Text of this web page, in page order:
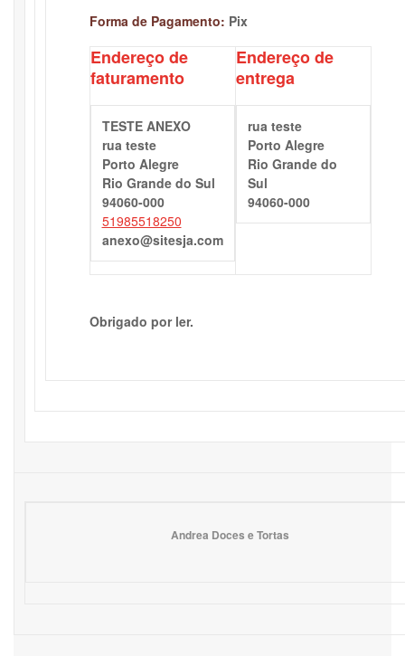
Forma de Pagamento: Pix
Endereço de
faturamento
TESTE ANEXO
rua teste
Porto Alegre
Rio Grande do Sul
94060-000
51985518250
anexo@sitesja.com
Endereço de
entrega
rua teste
Porto Alegre
Rio Grande do
Sul
94060-000
Obrigado por ler.
Andrea Doces e Tortas